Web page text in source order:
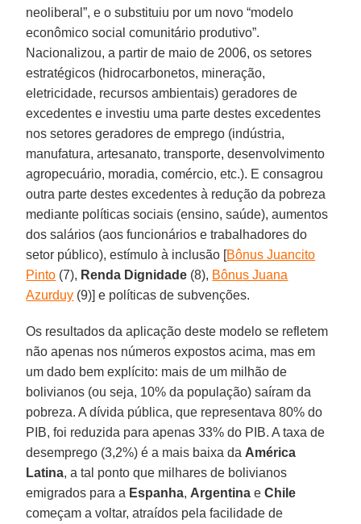
neoliberal”, e o substituiu por um novo “modelo
econômico social comunitário produtivo”.
Nacionalizou, a partir de maio de 2006, os setores
estratégicos (hidrocarbonetos, mineração,
eletricidade, recursos ambientais) geradores de
excedentes e investiu uma parte destes excedentes
nos setores geradores de emprego (indústria,
manufatura, artesanato, transporte, desenvolvimento
agropecuário, moradia, comércio, etc.). E consagrou
outra parte destes excedentes à redução da pobreza
mediante políticas sociais (ensino, saúde), aumentos
dos salários (aos funcionários e trabalhadores do
setor público), estímulo à inclusão [Bônus Juancito
Pinto (7), Renda Dignidade (8), Bônus Juana
Azurduy (9)] e políticas de subvenções.
Os resultados da aplicação deste modelo se refletem
não apenas nos números expostos acima, mas em
um dado bem explícito: mais de um milhão de
bolivianos (ou seja, 10% da população) saíram da
pobreza. A dívida pública, que representava 80% do
PIB, foi reduzida para apenas 33% do PIB. A taxa de
desemprego (3,2%) é a mais baixa da América
Latina, a tal ponto que milhares de bolivianos
emigrados para a Espanha, Argentina eChile
começam a voltar, atraídos pela facilidade de